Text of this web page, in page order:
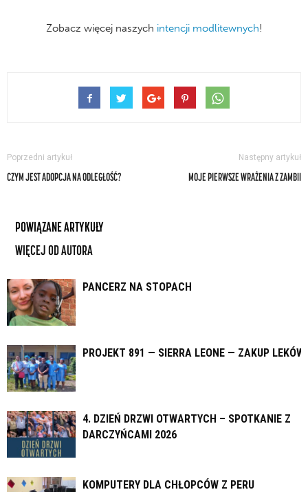
Zobacz więcej naszych intencji modlitewnych!
Poprzedni artykuł
CZYM JEST ADOPCJA NA ODLEGŁOŚĆ?
Następny artykuł
MOJE PIERWSZE WRAŻENIA Z ZAMBII
POWIĄZANE ARTYKUŁY
WIĘCEJ OD AUTORA
PANCERZ NA STOPACH
PROJEKT 891 — SIERRA LEONE — ZAKUP LEKÓW
4. DZIEŃ DRZWI OTWARTYCH – SPOTKANIE Z
DARCZYŃCAMI 2026
KOMPUTERY DLA CHŁOPCÓW Z PERU